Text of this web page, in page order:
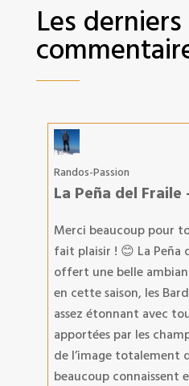
Les derniers
Randos-Passion
La Peña del Fraile
Merci beaucoup pour
fait plaisir ! 😊 La Peña
offert une belle
en cette saison, les
assez étonnant avec
apportées par les
de l’image totalement
beaucoup connaissent